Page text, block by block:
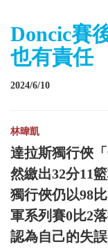
Doncic賽
也有責任
2024/6/10
林暐凱
達拉斯獨行俠
然繳出32分11
獨行俠仍以98
軍系列賽0比2
認為自己的失